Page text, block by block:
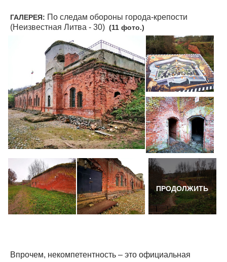
ГАЛЕРЕЯ: По следам обороны города-крепости
(Неизвестная Литва - 30) (11 фото.)
ПРОДОЛЖИТЬ
Впрочем, некомпетентность – это официальная